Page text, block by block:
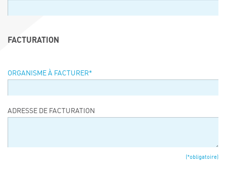
FACTURATION
ORGANISME À FACTURER*
ADRESSE DE FACTURATION
(*obligatoire)